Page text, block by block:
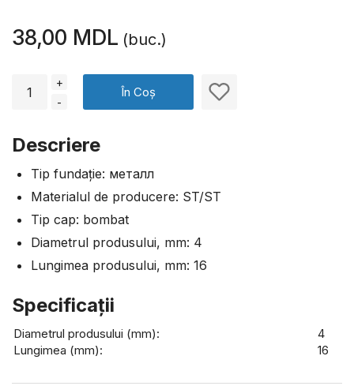
38,00 MDL (buc.)
+
-
În Coș
Descriere
Tip fundație: металл
Materialul de producere: ST/ST
Tip cap: bombat
Diametrul produsului, mm: 4
Lungimea produsului, mm: 16
Specificaţii
Diametrul produsului (mm):
4
Lungimea (mm):
16